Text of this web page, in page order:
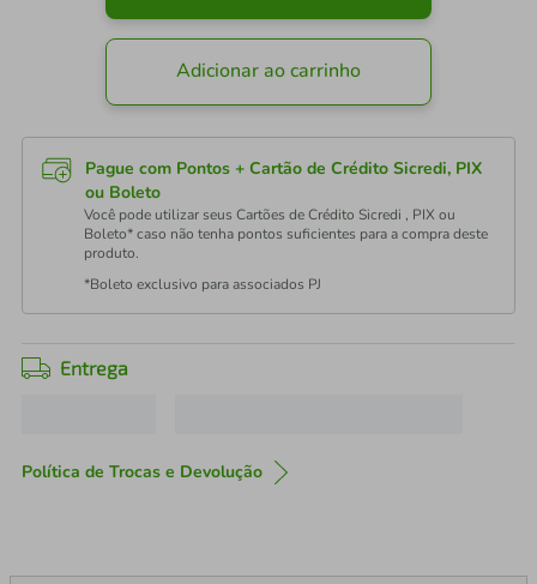
Adicionar ao carrinho
Pague com Pontos + Cartão de Crédito Sicredi, PIX
ou Boleto
Você pode utilizar seus Cartões de Crédito Sicredi , PIX ou
Boleto* caso não tenha pontos suficientes para a compra deste
produto.
*Boleto exclusivo para associados PJ
Entrega
Política de Trocas e Devolução